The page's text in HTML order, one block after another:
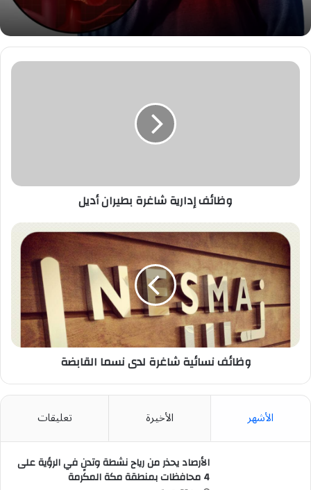
وظائف
وظائف إدارية شاغرة بطيران أديل
وظائف
نسائية
شاغرة
لدى
نسما
القابضة
وظائف نسائية شاغرة لدى نسما القابضة
الأشهر الأخيرة تعليقات
الأرصاد يحذر من رياح نشطة وتدنٍ في الرؤية على
4 محافظات بمنطقة مكة المكرمة